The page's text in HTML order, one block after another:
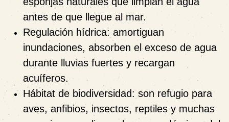
antes de que llegue al mar.
Regulación hídrica: amortiguan
inundaciones, absorben el exceso de agua
durante lluvias fuertes y recargan
acuíferos.
Hábitat de biodiversidad: son refugio para
aves, anfibios, insectos, reptiles y muchas